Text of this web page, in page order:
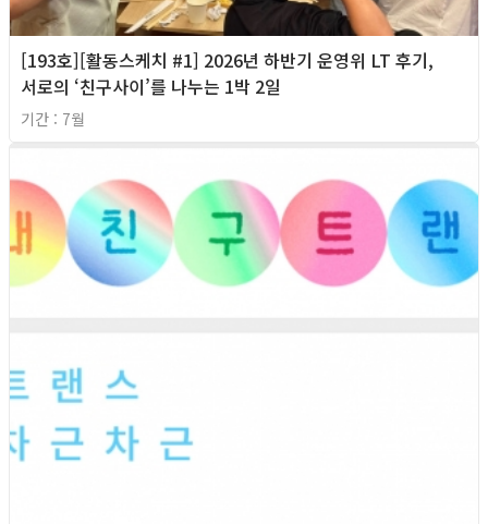
[193호][활동스케치 #1] 2026년 하반기 운영위 LT 후기,
서로의 ‘친구사이’를 나누는 1박 2일
기간 : 7월